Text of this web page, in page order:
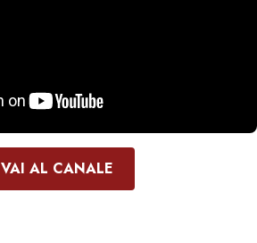
VAI AL CANALE